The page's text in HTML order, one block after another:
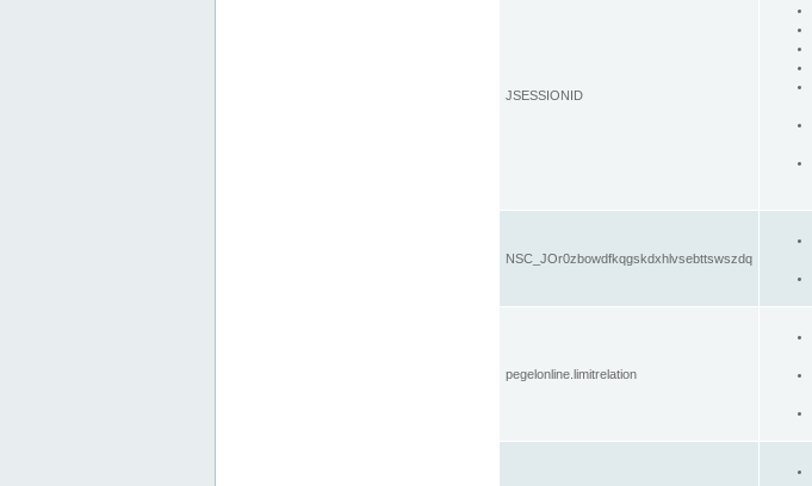
JSESSIONID
NSC_JOr0zbowdfkqgskdxhlvsebttswszdq
pegelonline.limitrelation